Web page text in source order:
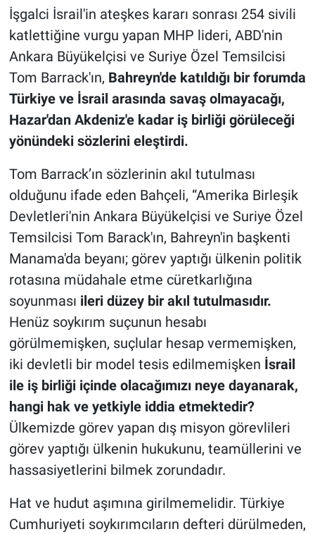
İşgalci İsrail'in ateşkes kararı sonrası 254 sivili
katlettiğine vurgu yapan MHP lideri, ABD'nin
Ankara Büyükelçisi ve Suriye Özel Temsilcisi
Tom Barrack'ın, Bahreyn'de katıldığı bir forumda
Türkiye ve İsrail arasında savaş olmayacağı,
Hazar'dan Akdeniz'e kadar iş birliği görüleceği
yönündeki sözlerini eleştirdi.
Tom Barrack’ın sözlerinin akıl tutulması
olduğunu ifade eden Bahçeli, “Amerika Birleşik
Devletleri'nin Ankara Büyükelçisi ve Suriye Özel
Temsilcisi Tom Barack'ın, Bahreyn'in başkenti
Manama'da beyanı; görev yaptığı ülkenin politik
rotasına müdahale etme cüretkarlığına
soyunması ileri düzey bir akıl tutulmasıdır.
Henüz soykırım suçunun hesabı
görülmemişken, suçlular hesap vermemişken,
iki devletli bir model tesis edilmemişken İsrail
ile iş birliği içinde olacağımızı neye dayanarak,
hangi hak ve yetkiyle iddia etmektedir?
Ülkemizde görev yapan dış misyon görevlileri
görev yaptığı ülkenin hukukunu, teamüllerini ve
hassasiyetlerini bilmek zorundadır.
Hat ve hudut aşımına girilmemelidir. Türkiye
Cumhuriyeti soykırımcıların defteri dürülmeden,